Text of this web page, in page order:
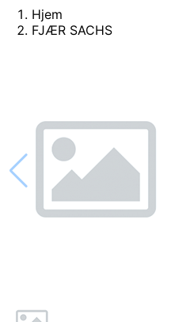
Hjem
FJÆR SACHS